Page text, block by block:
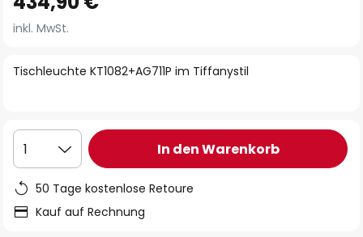
Anfang
der
springen
Tischleuchte KT1082+AG711P im Tiffanystil
inkl. MwSt.
1 In den Warenkorb
50 Tage kostenlose Retoure
Kauf auf Rechnung